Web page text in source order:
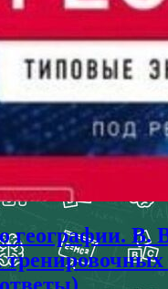
географии. В.
тренировочных